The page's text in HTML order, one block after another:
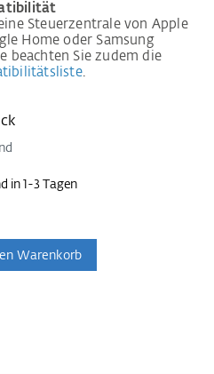
Steuerzentrale von Apple
Home oder Samsung
beachten Sie zudem die
.
in 1-3 Tagen
Warenkorb